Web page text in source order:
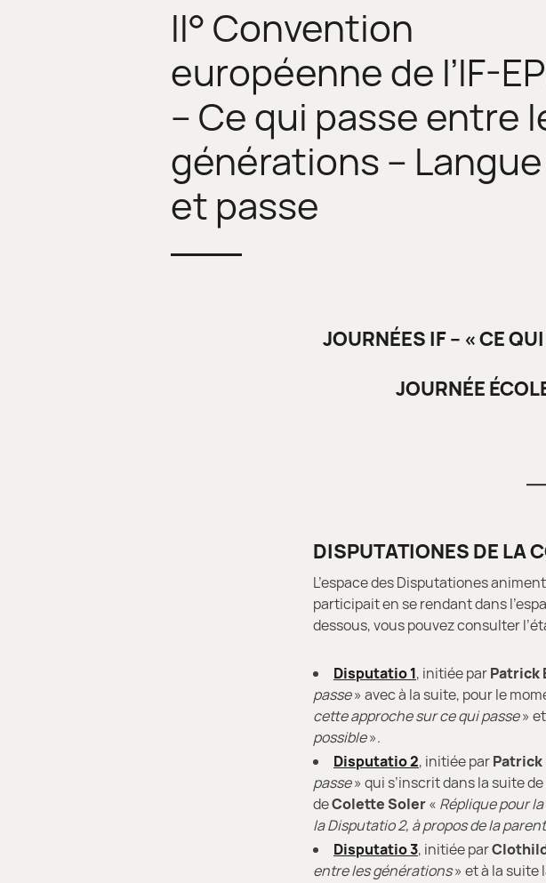
II° Convention
européenne de l’IF-
– Ce qui passe entre
générations –
et passe
JOURNÉES IF – « CE
JOURNÉE
DISPUTATIONES DE LA
L’espace des Disputationes
participait en se rendant dans
dessous, vous pouvez consulter
Disputatio 1, initiée parPatrick
passe» avec à la suite, pour le
cette approche sur ce qui passe»
possible».
Disputatio 2, initiée par
passe» qui s’inscrit dans la suite
deColette Soler« Réplique pour
la Disputatio 2, à propos de la
Disputatio 3, initiée par
entre les générations» et à la suite